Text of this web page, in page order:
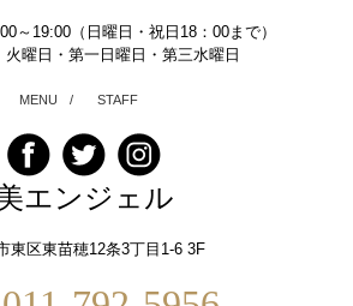
～19:00（日曜日・祝日18：00まで）
火曜日・第一日曜日・第三水曜日
MENU / STAFF
エンジェル
東区東苗穂12条3丁目1-6 3F